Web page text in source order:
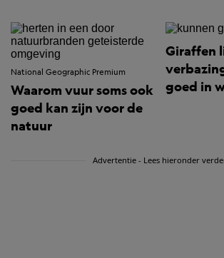
National Geographic Premium
Waarom vuur soms ook
goed kan zijn voor de
natuur
Giraffen
goed in
Advertentie - Lees hieronder